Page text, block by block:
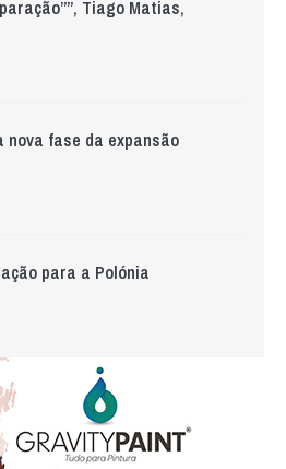
Tiago Matias,
nova fase da expansão
para a Polónia